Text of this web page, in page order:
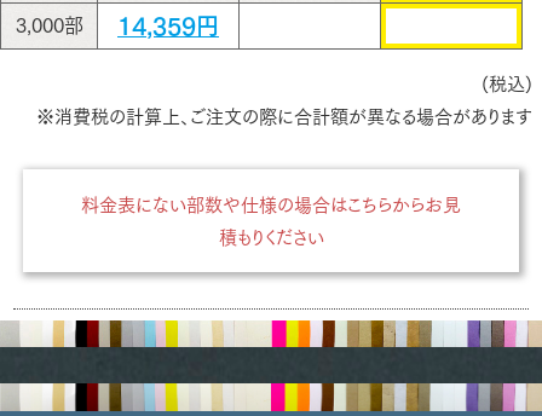
3,000部 14,359円
(税込)
※消費税の計算上、ご注文の際に合計額が異なる場合があります
料金表にない部数や仕様の場合はこちらからお見
積もりください